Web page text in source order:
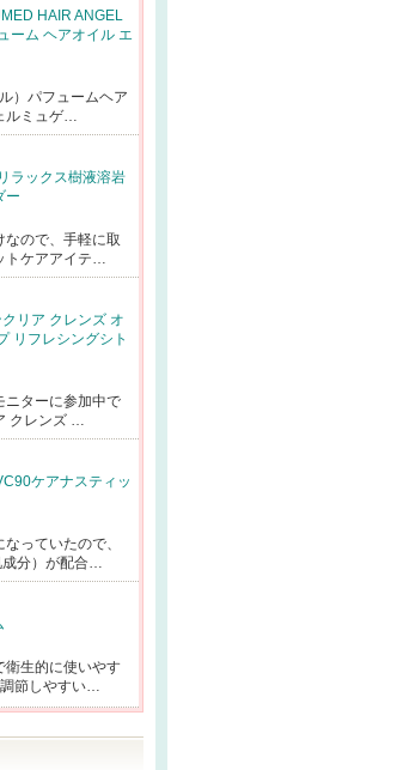
HAIR ANGEL
ーム ヘアオイル エ
）パフュームヘア
ルミュゲ…
ラックス樹液溶岩
ー
なので、手軽に取
トケアアイテ…
リア クレンズ オ
リフレシングシト
ニターに参加中で
クレンズ …
ケアナスティッ
っていたので、
成分）が配合…
衛生的に使いやす
節しやすい…